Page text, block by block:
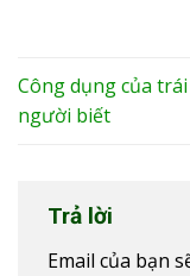
Công dụng của
người biết
Trả lời
Email của bạn